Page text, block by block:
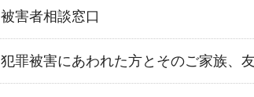
被害者相談窓口
犯罪被害にあわれた方とそのご家族、